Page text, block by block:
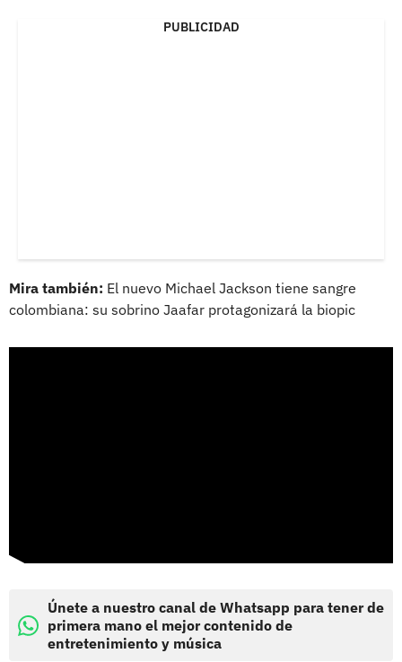
PUBLICIDAD
Mira también: El nuevo Michael Jackson tiene sangre
colombiana: su sobrino Jaafar protagonizará la biopic
Únete a nuestro canal de Whatsapp para tener de
primera mano el mejor contenido de
entretenimiento y música